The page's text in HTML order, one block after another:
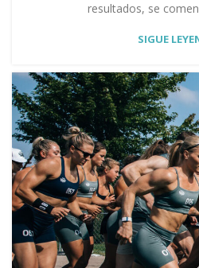
resultados, se
SIGUE